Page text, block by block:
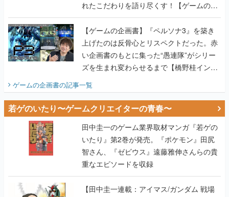
れたこだわりを語り尽くす！【ゲームの企
画書】
【ゲームの企画書】『ペルソナ3』を築き
上げたのは反骨心とリスペクトだった。赤
い企画書のもとに集った“愚連隊”がシリー
ズを生まれ変わらせるまで【橋野桂インタ
ビュー】
ゲームの企画書の記事一覧
若ゲのいたり〜ゲームクリエイターの青春〜
田中圭一のゲーム業界取材マンガ『若ゲの
いたり』第2巻が発売。『ポケモン』田尻
智さん、『ゼビウス』遠藤雅伸さんらの貴
重なエピソードを収録
【田中圭一連載：アイマス/ガンダム 戦場